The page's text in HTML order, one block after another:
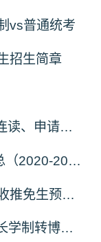
vs普通统考
招生简章
中国人民公安大学2027年硕博连读、申请考核、本科直博博士研究生招生报名事宜的通知
全国医学统考考博英语真题汇总（2020-2026年）
南京水利科学研究院2027年接收推免生预报名公告
东华大学2026年硕博连读（含长学制转博）博士研究生拟录取名单公示